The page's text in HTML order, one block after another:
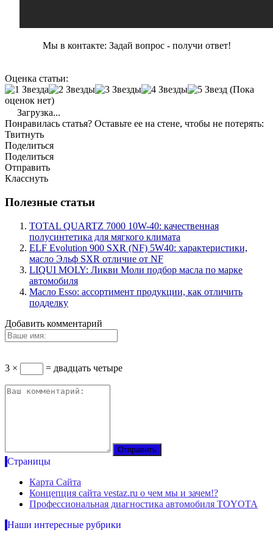
Мы в контакте: Задай вопрос - получи ответ!
Оценка статьи:
(Пока
оценок нет)
Загрузка...
Понравилась статья? Оставьте ее на стене, чтобы не потерять:
Твитнуть
Поделиться
Поделиться
Отправить
Класснуть
Полезные статьи
TOTAL QUARTZ 7000 10W-40: качественная
полусинтетика для мягкого климата
ELF Evolution 900 SXR (NF) 5W40: характеристики,
масло Эльф SXR отличие от NF
LIQUI MOLY: Ликви Моли подбор масла по марке
автомобиля
Масло Esso: ассортимент продукции, как отличить
подделку
Добавить комментарий
3 × = двадцать четыре
Страницы
Карта Сайта
Концепция сайта vestaz.ru о чем мы и зачем!?
Профессиональная диагностика автомобиля TOYOTA
Наши интересные рубрики